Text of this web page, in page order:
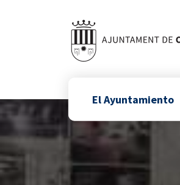
El Ayuntamiento